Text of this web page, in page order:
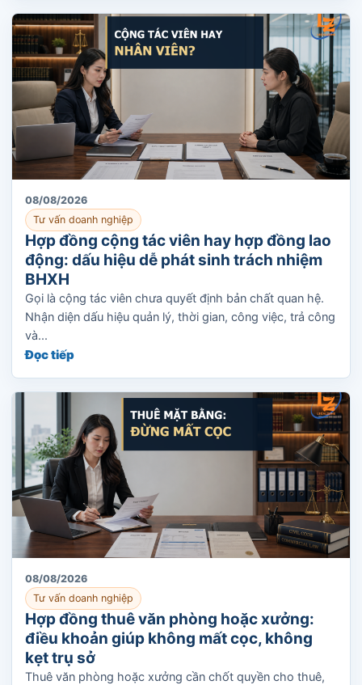
08/08/2026
Tư vấn doanh nghiệp
Hợp đồng cộng tác viên hay hợp đồng lao
động: dấu hiệu dễ phát sinh trách nhiệm
BHXH
Gọi là cộng tác viên chưa quyết định bản chất quan hệ.
Nhận diện dấu hiệu quản lý, thời gian, công việc, trả công
và...
Đọc tiếp
08/08/2026
Tư vấn doanh nghiệp
Hợp đồng thuê văn phòng hoặc xưởng:
điều khoản giúp không mất cọc, không
kẹt trụ sở
Thuê văn phòng hoặc xưởng cần chốt quyền cho thuê,